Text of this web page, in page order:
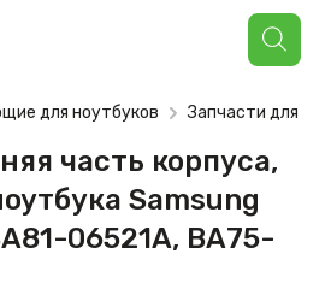
Поиск
товаров
для ноутбуков Запчасти для
часть корпуса,
Samsung
06521A, BA75-